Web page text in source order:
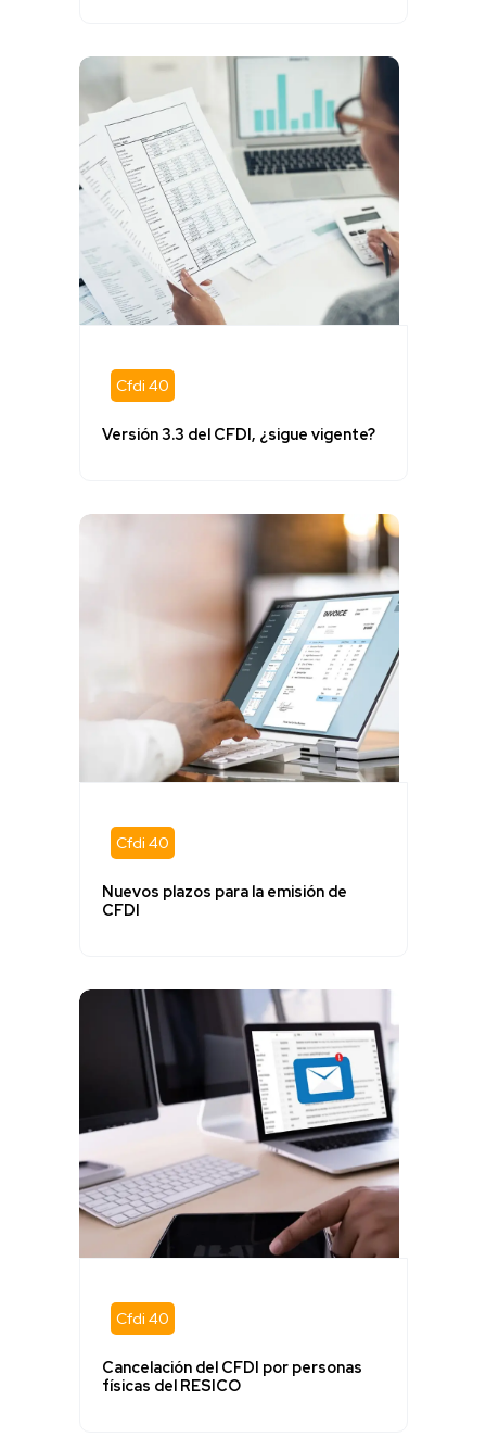
Cfdi 40
Versión 3.3 del CFDI, ¿sigue vigente?
Cfdi 40
Nuevos plazos para la emisión de
CFDI
Cfdi 40
Cancelación del CFDI por personas
físicas del RESICO